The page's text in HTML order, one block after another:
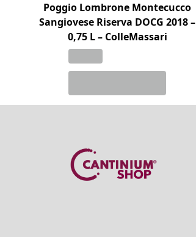
Poggio Lombrone Montecucco
Sangiovese Riserva DOCG 2018 –
0,75 L – ColleMassari